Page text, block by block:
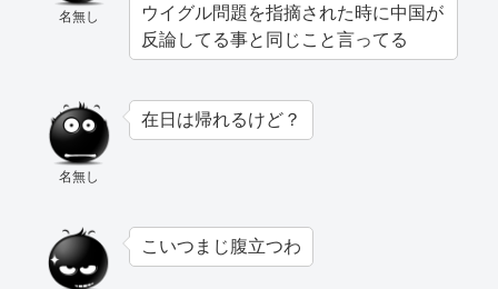
名無し
ウイグル問題を指摘された時に中国が
反論してる事と同じこと言ってる
名無し
在日は帰れるけど？
こいつまじ腹立つわ